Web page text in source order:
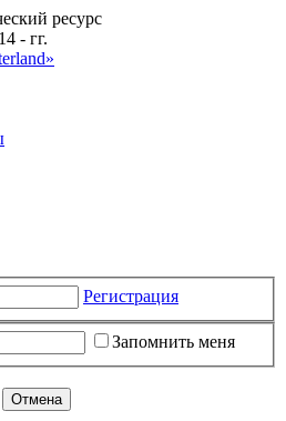
ресурс
- гг.
Регистрация
Запомнить меня
Отмена